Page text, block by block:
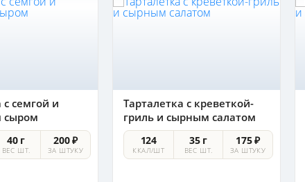
с семгой и
сыром
40 г
ВЕС ШТ.
200 ₽
ЗА ШТУКУ
Тарталетка с креветкой-
гриль и сырным салатом
124
ККАЛ/ШТ
35 г
ВЕС ШТ.
175 ₽
ЗА ШТУКУ